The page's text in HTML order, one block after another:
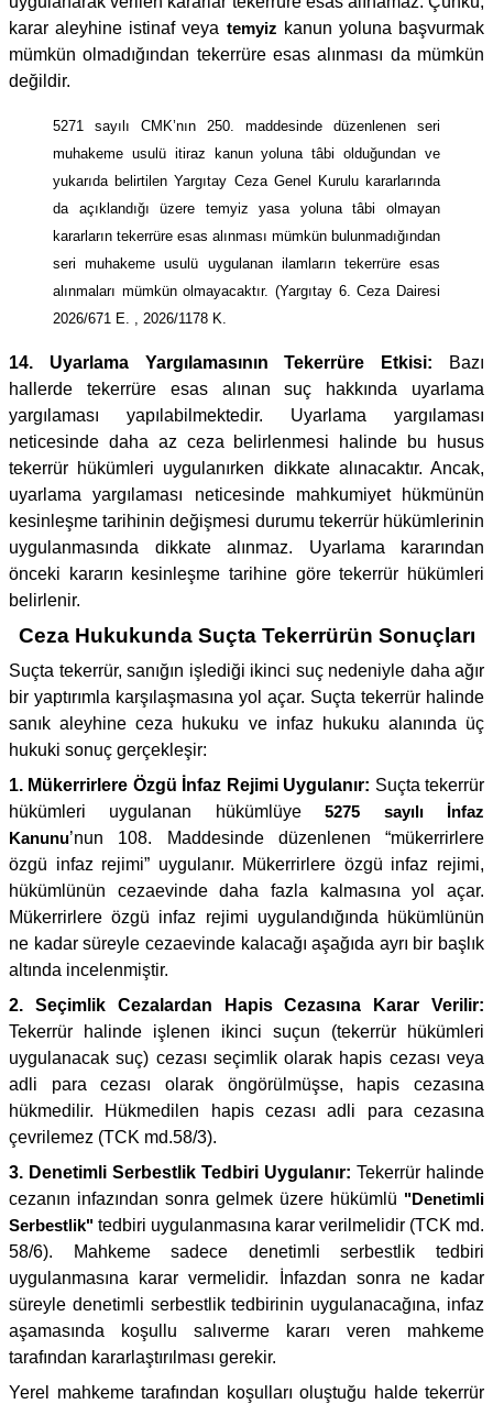
karar aleyhine istinaf veya temyiz kanun yoluna başvurmak
mümkün olmadığından tekerrüre esas alınması da mümkün
değildir.
5271 sayılı CMK’nın 250. maddesinde düzenlenen seri
muhakeme usulü itiraz kanun yoluna tâbi olduğundan ve
yukarıda belirtilen Yargıtay Ceza Genel Kurulu kararlarında
da açıklandığı üzere temyiz yasa yoluna tâbi olmayan
kararların tekerrüre esas alınması mümkün bulunmadığından
seri muhakeme usulü uygulanan ilamların tekerrüre esas
alınmaları mümkün olmayacaktır. (Yargıtay 6. Ceza Dairesi
2026/671 E. , 2026/1178 K.
14. Uyarlama Yargılamasının Tekerrüre Etkisi: Bazı
hallerde tekerrüre esas alınan suç hakkında uyarlama
yargılaması yapılabilmektedir. Uyarlama yargılaması
neticesinde daha az ceza belirlenmesi halinde bu husus
tekerrür hükümleri uygulanırken dikkate alınacaktır. Ancak,
uyarlama yargılaması neticesinde mahkumiyet hükmünün
kesinleşme tarihinin değişmesi durumu tekerrür hükümlerinin
uygulanmasında dikkate alınmaz. Uyarlama kararından
önceki kararın kesinleşme tarihine göre tekerrür hükümleri
belirlenir.
Ceza Hukukunda Suçta Tekerrürün Sonuçları
Suçta tekerrür, sanığın işlediği ikinci suç nedeniyle daha ağır
bir yaptırımla karşılaşmasına yol açar. Suçta tekerrür halinde
sanık aleyhine ceza hukuku ve infaz hukuku alanında üç
hukuki sonuç gerçekleşir:
1. Mükerrirlere Özgü İnfaz Rejimi Uygulanır: Suçta tekerrür
hükümleri uygulanan hükümlüye5275 sayılı İnfaz
Kanunu’nun 108. Maddesinde düzenlenen “mükerrirlere
özgü infaz rejimi” uygulanır. Mükerrirlere özgü infaz rejimi,
hükümlünün cezaevinde daha fazla kalmasına yol açar.
Mükerrirlere özgü infaz rejimi uygulandığında hükümlünün
ne kadar süreyle cezaevinde kalacağı aşağıda ayrı bir başlık
altında incelenmiştir.
2. Seçimlik Cezalardan Hapis Cezasına Karar Verilir:
Tekerrür halinde işlenen ikinci suçun (tekerrür hükümleri
uygulanacak suç) cezası seçimlik olarak hapis cezası veya
adli para cezası olarak öngörülmüşse, hapis cezasına
hükmedilir. Hükmedilen hapis cezası adli para cezasına
çevrilemez (TCK md.58/3).
3. Denetimli Serbestlik Tedbiri Uygulanır: Tekerrür halinde
cezanın infazından sonra gelmek üzere hükümlü "Denetimli
Serbestlik" tedbiri uygulanmasına karar verilmelidir (TCK md.
58/6). Mahkeme sadece denetimli serbestlik tedbiri
uygulanmasına karar vermelidir. İnfazdan sonra ne kadar
süreyle denetimli serbestlik tedbirinin uygulanacağına, infaz
aşamasında koşullu salıverme kararı veren mahkeme
tarafından kararlaştırılması gerekir.
Yerel mahkeme tarafından koşulları oluştuğu halde tekerrür